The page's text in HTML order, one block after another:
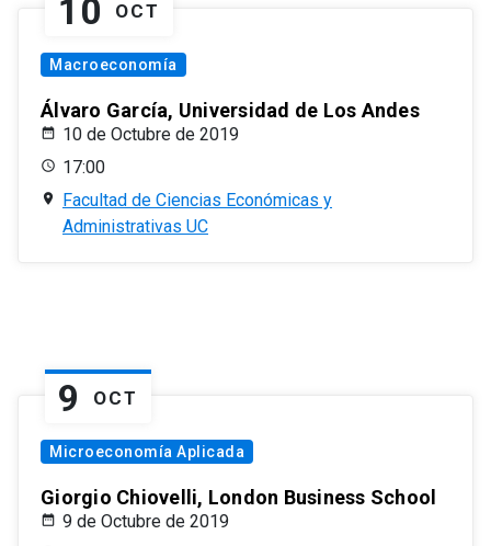
10 OCT
Macroeconomía
Álvaro García, Universidad de Los Andes
10 de Octubre de 2019
17:00
Facultad de Ciencias Económicas y
Administrativas UC
9 OCT
Microeconomía Aplicada
Giorgio Chiovelli, London Business School
9 de Octubre de 2019